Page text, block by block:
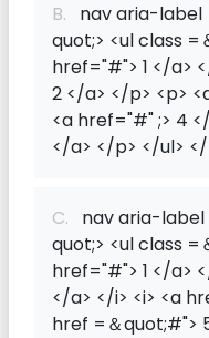
B. nav aria-label
quot;> <ul class =
href="#"> 1 </a>
2 </a> </p> <p>
<a href="#" ;> 4
</a> </p> </ul>
C. nav aria-label
quot;> <ul class =
href="#"> 1 </a>
</a> </i> <i> <a
href =＆quot;#">